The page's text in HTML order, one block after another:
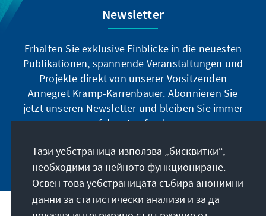
Newsletter
Erhalten Sie exklusive Einblicke in die neuesten
Publikationen, spannende Veranstaltungen und
Projekte direkt von unserer Vorsitzenden
Annegret Kramp-Karrenbauer. Abonnieren Sie
jetzt unseren Newsletter und bleiben Sie immer
auf dem Laufenden.
Jetzt abonnieren
Тази уебстраница използва „бисквитки“,
необходими за нейното функциониране.
Освен това уебстраницата събира анонимни
данни за статистически анализи и за да